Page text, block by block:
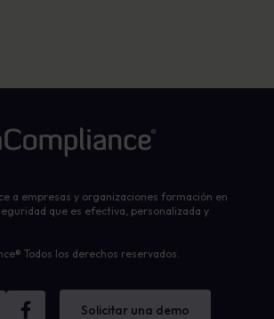
a empresas y organizaciones formación en
que es efectiva, personalizada y
Todos los derechos reservados.
Solicitar una demo